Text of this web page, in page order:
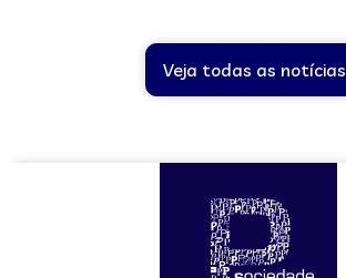
Veja todas as notícias